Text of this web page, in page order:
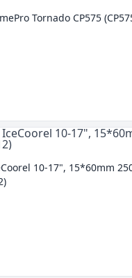
Tornado CP575
10-17", 15*60mm